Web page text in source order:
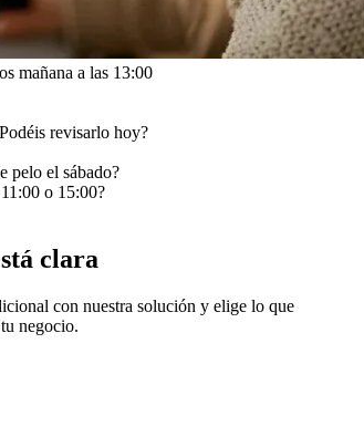
revisarlo hoy?
pelo el sábado?
o 15:00?
de aceite?
clara
negocio.